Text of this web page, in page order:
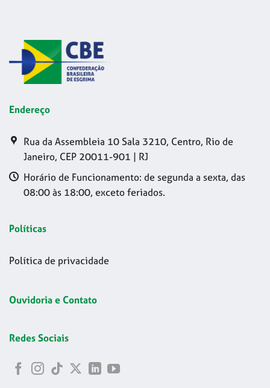
Endereço
Rua da Assembleia 10 Sala 3210, Centro, Rio de
Janeiro, CEP 20011-901 | RJ
Horário de Funcionamento: de segunda a sexta, das
08:00 às 18:00, exceto feriados.
Políticas
Política de privacidade
Ouvidoria e Contato
Redes Sociais